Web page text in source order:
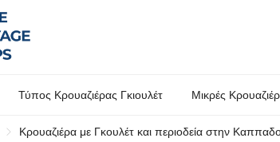
Τύπος Κρουαζιέρας Γκιουλέτ Μικρές
Κρουαζιέρα με Γκουλέτ και περιοδεία στην